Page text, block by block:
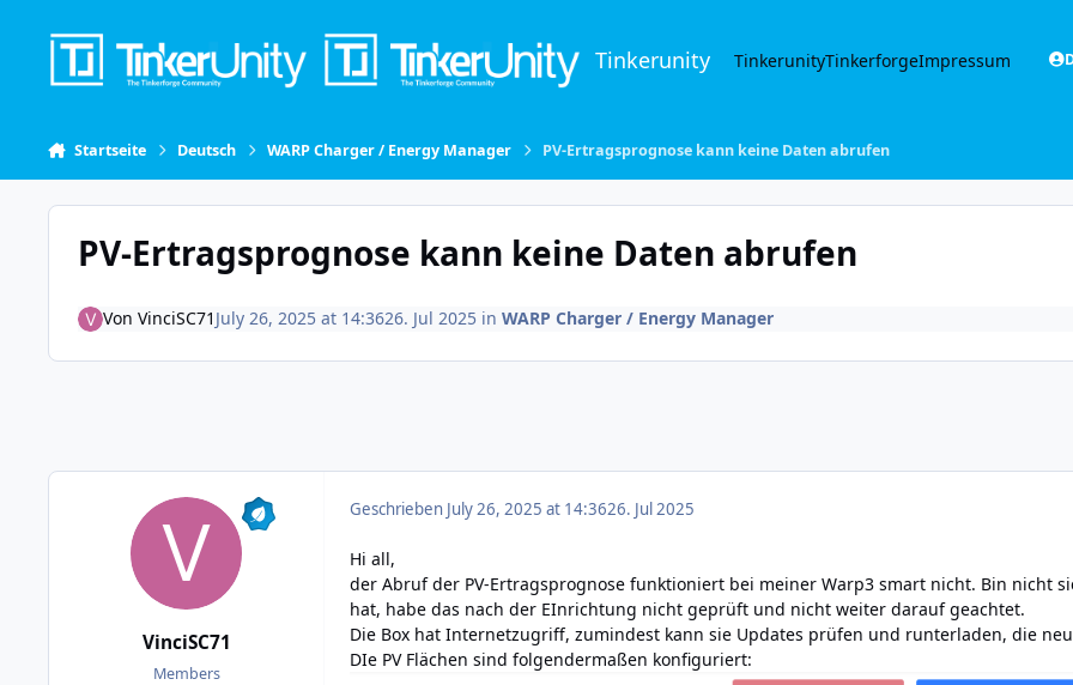
Tinkerunity TinkerunityTinkerforgeImpressum
Startseite Deutsch WARP Charger / Energy Manager PV-Er­trags­pro­gno­se kann keine Daten abrufen
PV-Er­trags­pro­gno­se kann keine Daten abrufen
Von VinciSC71 July 26, 2025 at 14:3626. Jul 2025in WARP Charger / Energy Manager
VinciSC71
Members
Geschrieben July 26, 2025 at 14:3626. Jul 2025
Hi all,
der Abruf der PV-Ertragsprognose funktioniert bei meiner Warp3 smart nicht. Bin nicht
hat, habe das nach der EInrichtung nicht geprüft und nicht weiter darauf geachtet.
Die Box hat Internetzugriff, zumindest kann sie Updates prüfen und runterladen, die
DIe PV Flächen sind folgendermaßen konfiguriert: